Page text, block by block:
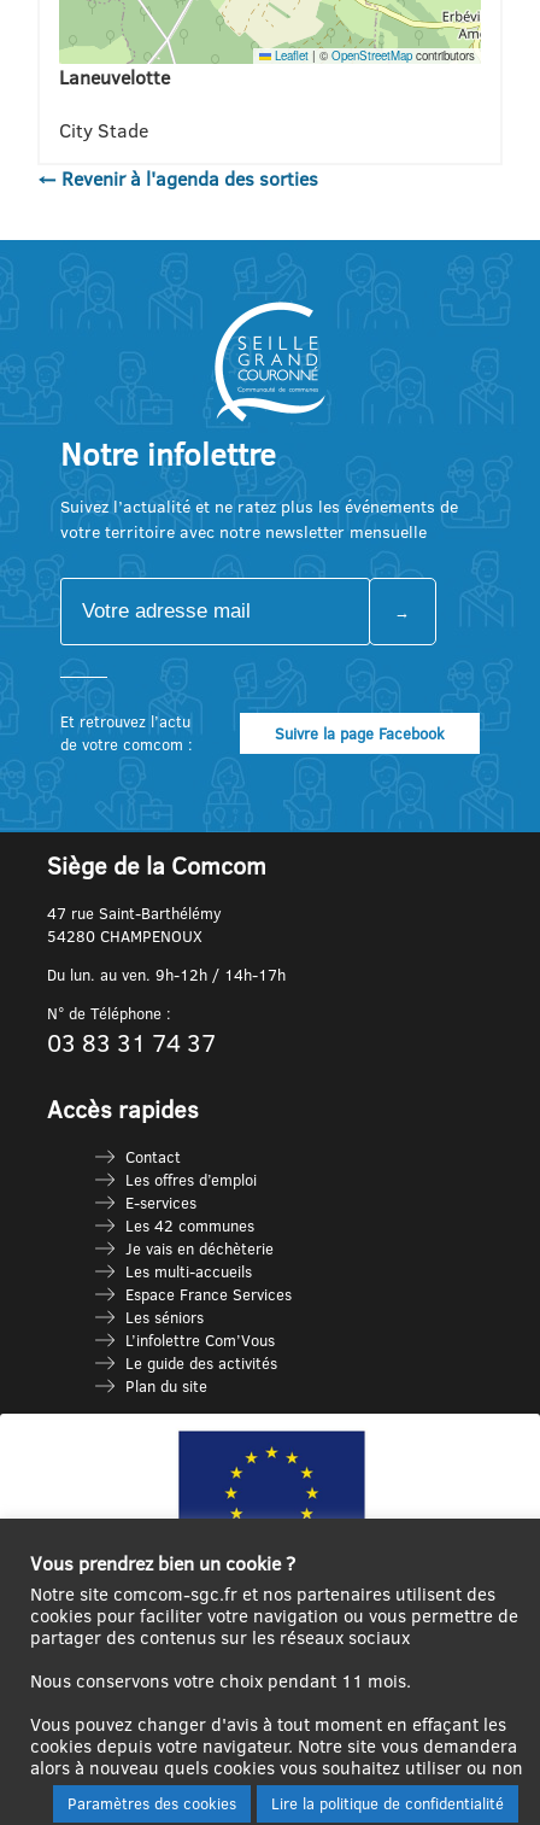
Leaflet | ©OpenStreetMap contributors
Laneuvelotte
City Stade
← Revenir à l'agenda des sorties
Notre infolettre
Suivez l’actualité et ne ratez plus les événements de
votre territoire avec notre newsletter mensuelle
Et retrouvez l’actu
de votre comcom :
Suivre la page Facebook
Siège de la Comcom
47 rue Saint-Barthélémy
54280 CHAMPENOUX
Du lun. au ven. 9h-12h / 14h-17h
N° de Téléphone :
03 83 31 74 37
Accès rapides
Contact
Les offres d’emploi
E-services
Les 42 communes
Je vais en déchèterie
Les multi-accueils
Espace France Services
Les séniors
L’infolettre Com’Vous
Le guide des activités
Plan du site
Ce site internet a été cofinancé par l’Union européenne avec le Fonds
Européen de Développement Régional à hauteur de 12 572€
déconnecter
Créer un
utilisateur
Contact
Plan
site
Vous prendrez bien un cookie ?
Notre site comcom-sgc.fr et nos partenaires utilisent des
cookies pour faciliter votre navigation ou vous permettre de
partager des contenus sur les réseaux sociaux
Nous conservons votre choix pendant 11 mois.
Vous pouvez changer d'avis à tout moment en effaçant les
cookies depuis votre navigateur. Notre site vous demandera
alors à nouveau quels cookies vous souhaitez utiliser ou non
Paramètres des cookies Lire la politique de confidentialité